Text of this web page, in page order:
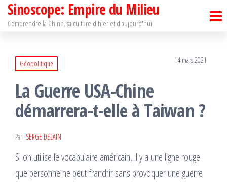
Passer
Sinoscope: Empire du Milieu
Comprendre la Chine, sa culture d'hier et d'aujourd'hui
Géopolitique 14 mars 2021
La Guerre USA-Chine
démarrera-t-elle à Taiwan ?
Par SERGE DELAIN
Si on utilise le vocabulaire américain, il y a une ligne rouge
que personne ne peut franchir sans provoquer une guerre